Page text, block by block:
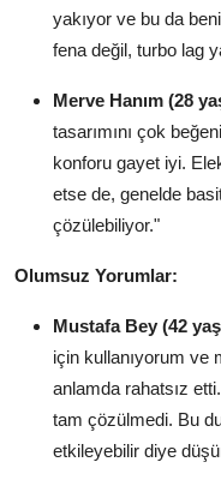
yakıyor ve bu da
fena değil, turbo lag
Merve Hanım (28
tasarımını çok
konforu gayet iyi.
etse de, genelde
çözülebiliyor."
Olumsuz Yorumlar:
Mustafa Bey (42
için kullanıyorum ve
anlamda rahatsız
tam çözülmedi. Bu
etkileyebilir diye